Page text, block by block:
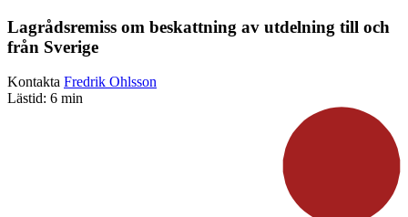
Lagrådsremiss om beskattning av utdelning till och
från Sverige
Kontakta Fredrik Ohlsson
Lästid: 6 min